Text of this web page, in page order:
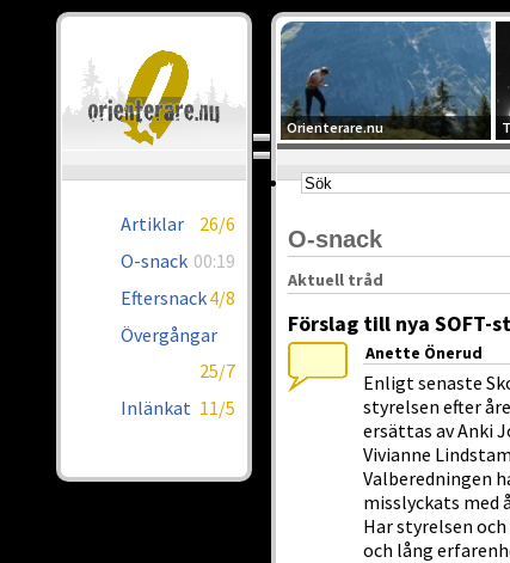
Artiklar
26/6
O-snack 00:19
Eftersnack4/8
Övergångar
25/7
Inlänkat 11/5
Orienterare.nu
O-snack
Aktuell tråd
Förslag till nya SOFT-
Anette Önerud
Enligt senaste
styrelsen efter
ersättas av Anki
Vivianne
Valberedningen
misslyckats med
Har styrelsen
och lång